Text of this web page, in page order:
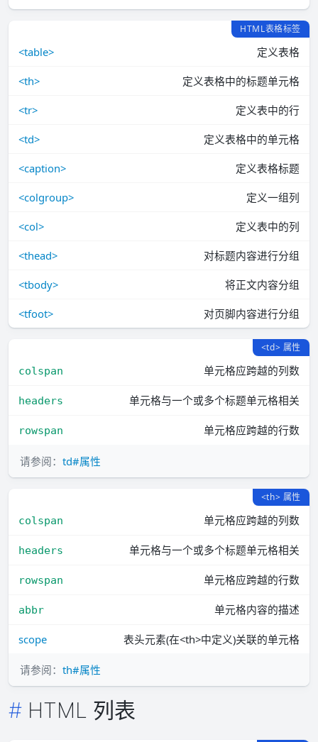
HTML表格标签
<table> 定义表格
<th> 定义表格中的标题单元格
<tr> 定义表中的行
<td> 定义表格中的单元格
<caption> 定义表格标题
<colgroup> 定义一组列
<col> 定义表中的列
<thead> 对标题内容进行分组
<tbody> 将正文内容分组
<tfoot> 对页脚内容进行分组
<td> 属性
colspan
单元格应跨越的列数
headers 单元格与一个或多个标题单元格相关
rowspan 单元格应跨越的行数
请参阅： td#属性
<th> 属性
colspan
单元格应跨越的列数
headers 单元格与一个或多个标题单元格相关
rowspan 单元格应跨越的行数
abbr 单元格内容的描述
scope 表头元素(在<th>中定义)关联的单元格
请参阅： th#属性
HTML 列表